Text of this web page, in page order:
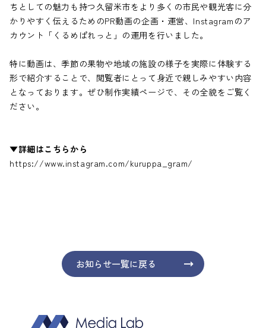
ちとしての魅力も持つ久留米市をより多くの市民や観光客に分
かりやすく伝えるためのPR動画の企画・運営、Instagramのア
カウント「くるめぱれっと」の運用を行いました。
特に動画は、季節の果物や地域の施設の様子を実際に体験する
形で紹介することで、閲覧者にとって身近で親しみやすい内容
となっております。ぜひ制作実績ページで、その全貌をご覧く
ださい。
▼詳細はこちらから
https://www.instagram.com/kuruppa_gram/
お知らせ一覧に戻る